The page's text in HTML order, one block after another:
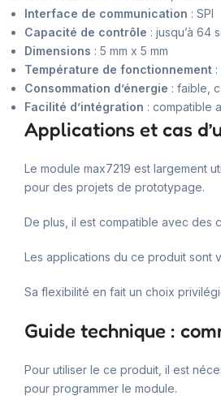
Interface de communication : SPI
Capacité de contrôle : jusqu’à 64
Dimensions : 5 mm x 5 mm
Température de fonctionnement
Consommation d’énergie : faible,
Facilité d’intégration : compatible
Applications et cas
Le module max7219 est largement
pour des projets de prototypage.
De plus, il est compatible avec des
Les applications du ce produit sont
Sa flexibilité en fait un choix
Guide technique :
Pour utiliser le ce produit, il est
pour programmer le module.